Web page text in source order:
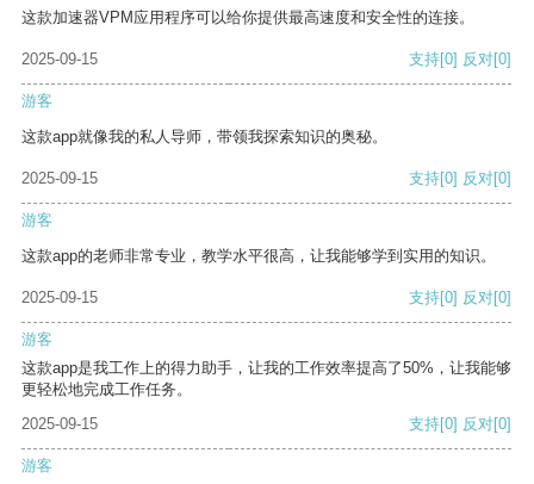
这款加速器VPM应用程序可以给你提供最高速度和安全性的连接。
2025-09-15 支持[0] 反对[0]
游客
这款app就像我的私人导师，带领我探索知识的奥秘。
2025-09-15 支持[0] 反对[0]
游客
这款app的老师非常专业，教学水平很高，让我能够学到实用的知识。
2025-09-15 支持[0] 反对[0]
游客
这款app是我工作上的得力助手，让我的工作效率提高了50%，让我能够
更轻松地完成工作任务。
2025-09-15
支持[0] 反对[0]
游客